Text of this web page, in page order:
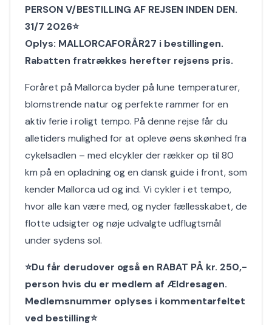
PERSON V/BESTILLING AF REJSEN INDEN DEN.
31/7 2026⭐
Oplys: MALLORCAFORÅR27 i bestillingen.
Rabatten fratrækkes herefter rejsens pris.
Foråret på Mallorca byder på lune temperaturer,
blomstrende natur og perfekte rammer for en
aktiv ferie i roligt tempo. På denne rejse får du
alletiders mulighed for at opleve øens skønhed fra
cykelsadlen – med elcykler der rækker op til 80
km på en opladning og en dansk guide i front, som
kender Mallorca ud og ind. Vi cykler i et tempo,
hvor alle kan være med, og nyder fællesskabet, de
flotte udsigter og nøje udvalgte udflugtsmål
under sydens sol.
⭐Du får derudover også en RABAT PÅ kr. 250,-
person hvis du er medlem af Ældresagen.
Medlemsnummer oplyses i kommentarfeltet
ved bestilling⭐